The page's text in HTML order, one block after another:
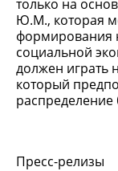
только на
Ю.М., которая
формирования
социальной
должен играть
который
распределение
Пресс-релизы